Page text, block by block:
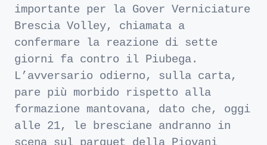
importante per la Gover Verniciature
Brescia Volley, chiamata a
confermare la reazione di sette
giorni fa contro il Piubega.
L’avversario odierno, sulla carta,
pare più morbido rispetto alla
formazione mantovana, dato che, oggi
alle 21, le bresciane andranno in